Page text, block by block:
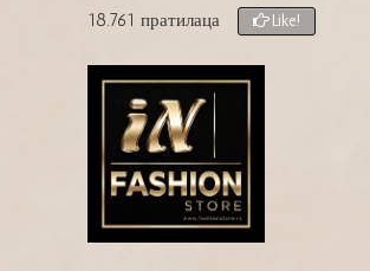
18.761 пратилаца Like!